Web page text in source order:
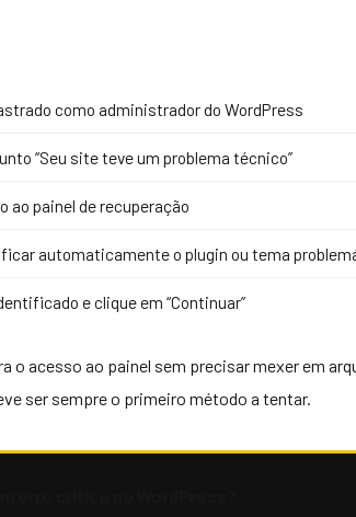
como administrador do WordPress
“Seu site teve um problema técnico”
ao painel de recuperação
automaticamente o plugin ou tema
e clique em “Continuar”
o acesso ao painel sem precisar mexer em
ser sempre o primeiro método a tentar.